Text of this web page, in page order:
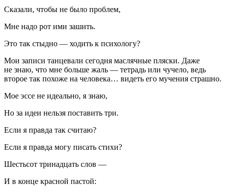
Сказали, чтобы не было проблем,
Мне надо рот ими зашить.
Это так стыдно — ходить к психологу?
Мои записи танцевали сегодня маслячные пляски. Даже
не знаю, что мне больше жаль — тетрадь или чучело, ведь
второе так похоже на человека… видеть его мучения страшно.
Мое эссе не идеально, я знаю,
Но за идеи нельзя поставить три.
Если я правда так считаю?
Если я правда могу писать стихи?
Шестьсот тринадцать слов —
И в конце красной пастой: